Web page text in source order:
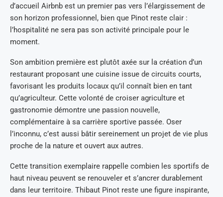
d’accueil Airbnb est un premier pas vers l’élargissement de
son horizon professionnel, bien que Pinot reste clair :
l’hospitalité ne sera pas son activité principale pour le
moment.
Son ambition première est plutôt axée sur la création d’un
restaurant proposant une cuisine issue de circuits courts,
favorisant les produits locaux qu’il connaît bien en tant
qu’agriculteur. Cette volonté de croiser agriculture et
gastronomie démontre une passion nouvelle,
complémentaire à sa carrière sportive passée. Oser
l’inconnu, c’est aussi bâtir sereinement un projet de vie plus
proche de la nature et ouvert aux autres.
Cette transition exemplaire rappelle combien les sportifs de
haut niveau peuvent se renouveler et s’ancrer durablement
dans leur territoire. Thibaut Pinot reste une figure inspirante,